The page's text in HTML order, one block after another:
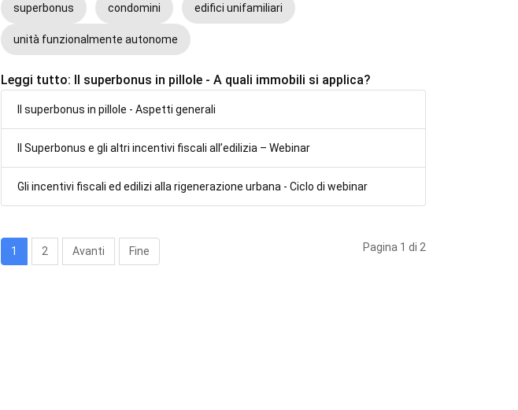
superbonus condomini edifici unifamiliari
unità funzionalmente autonome
Leggi tutto: Il superbonus in pillole - A quali immobili si applica?
Il superbonus in pillole - Aspetti generali
Il Superbonus e gli altri incentivi fiscali all’edilizia – Webinar
Gli incentivi fiscali ed edilizi alla rigenerazione urbana - Ciclo di webinar
1 2 Avanti Fine Pagina 1 di 2